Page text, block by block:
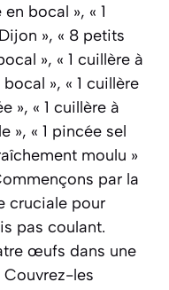
bocal », « 1
», « 8 petits
», « 1 cuillère à
», « 1 cuillère
», « 1 cuillère à
», « 1 pincée sel
moulu »
par la
cruciale pour
pas coulant.
œufs dans une
Couvrez-les